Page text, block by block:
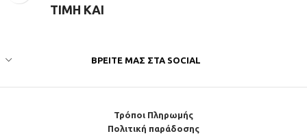
ΤΙΜΗ ΚΑΙ
ΒΡΕΊΤΕ ΜΑΣ ΣΤΑ SOCIAL
Τρόποι Πληρωμής
Πολιτική παράδοσης